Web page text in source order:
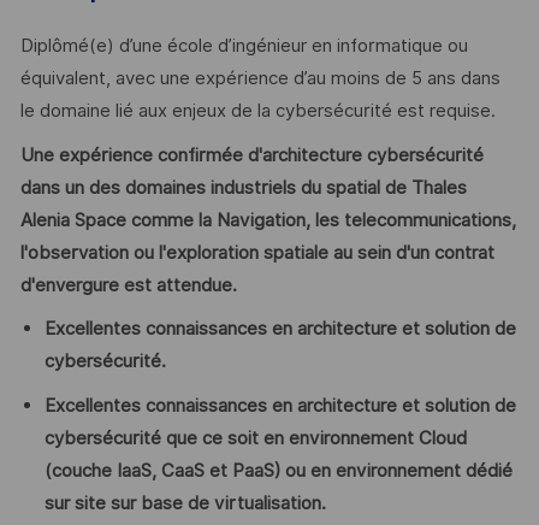
Diplômé(e) d’une école d’ingénieur en informatique ou
équivalent, avec une expérience d’au moins de 5 ans dans
le domaine lié aux enjeux de la cybersécurité est requise.
Une expérience confirmée d'architecture cybersécurité
dans un des domaines industriels du spatial de Thales
Alenia Space comme la Navigation, les telecommunications,
l'observation ou l'exploration spatiale au sein d'un contrat
d'envergure est attendue.
Excellentes connaissances en architecture et solution de
cybersécurité.
Excellentes connaissances en architecture et solution de
cybersécurité que ce soit en environnement Cloud
(couche IaaS, CaaS et PaaS) ou en environnement dédié
sur site sur base de virtualisation.